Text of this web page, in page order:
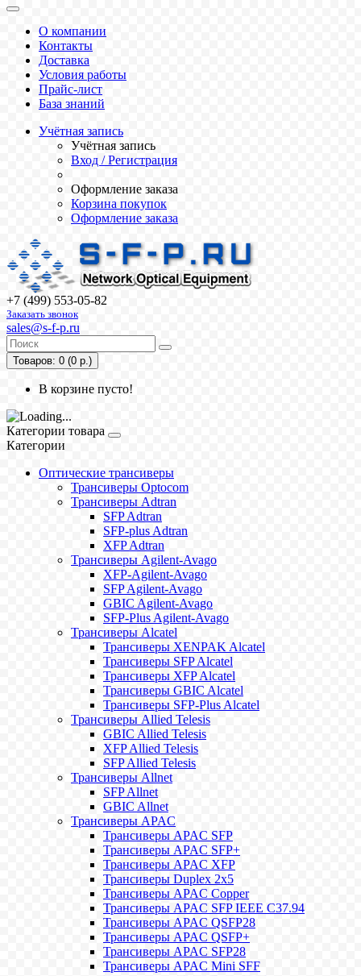
О компании
Контакты
Доставка
Условия работы
Прайс-лист
База знаний
Учётная запись
Учётная запись
Вход / Регистрация
Оформление заказа
Корзина покупок
Оформление заказа
+7 (499) 553-05-82
Заказать звонок
sales@s-f-p.ru
Товаров: 0 (0 р.)
В корзине пусто!
Категории товара
Категории
Оптические трансиверы
Трансиверы Optocom
Трансиверы Adtran
SFP Adtran
SFP-plus Adtran
XFP Adtran
Трансиверы Agilent-Avago
XFP-Agilent-Avago
SFP Agilent-Avago
GBIC Agilent-Avago
SFP-Plus Agilent-Avago
Трансиверы Alcatel
Трансиверы XENPAK Alcatel
Трансиверы SFP Alcatel
Трансиверы XFP Alcatel
Трансиверы GBIC Alcatel
Трансиверы SFP-Plus Alcatel
Трансиверы Allied Telesis
GBIC Allied Telesis
XFP Allied Telesis
SFP Allied Telesis
Трансиверы Allnet
SFP Allnet
GBIC Allnet
Трансиверы APAC
Трансиверы APAC SFP
Трансиверы APAC SFP+
Трансиверы APAC XFP
Трансиверы Duplex 2x5
Трансиверы APAC Copper
Трансиверы APAC SFP IEEE C37.94
Трансиверы APAC QSFP28
Трансиверы APAC QSFP+
Трансиверы APAC SFP28
Трансиверы APAC Mini SFF